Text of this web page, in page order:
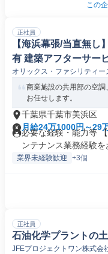
この
正社員
【海浜幕張/当直無し
有 建築アフターサー
オリックス・ファシリティー
商業施設の共用部の空
お任せします。
千葉県千葉市美浜区
月給24万1000円～29
必要な経験・能力等
ンテナンス業務経験を
業界未経験歓迎 +3個
正社員
石油化学プラントの
JFEプロジェクトワン株式会